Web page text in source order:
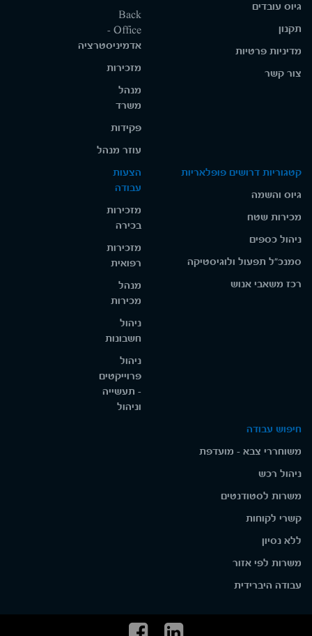
גיוס עובדים
תקנון
מדיניות פרטיות
צור קשר
Back
Office -
אדמיניסטרציה
מזכירות
מנהל
משרד
פקידות
עוזר מנהל
קטגוריות דרושים פופלאריות
גיוס והשמה
מכירות שטח
ניהול כספים
סמנכ"ל תפעול ולוגיסטיקה
רכז משאבי אנוש
הצעות
עבודה
מזכירות
בכירה
מזכירות
רפואית
מנהל
מכירות
ניהול
חשבונות
ניהול
פרוייקטים
- תעשייה
וניהול
חיפוש עבודה
משוחררי צבא - מועדפת
ניהול רכש
משרות לסטודנטים
קשרי לקוחות
ללא נסיון
משרות לפי אזור
עבודה היברידית